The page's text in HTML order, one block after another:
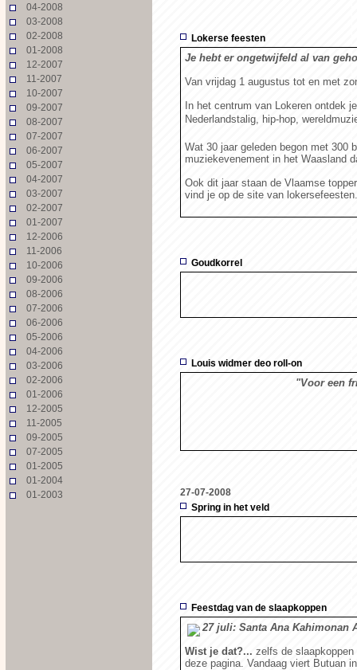
04-2008
03-2008
02-2008
01-2008
12-2007
11-2007
10-2007
09-2007
08-2007
07-2007
06-2007
05-2007
04-2007
03-2007
02-2007
01-2007
12-2006
11-2006
10-2006
09-2006
08-2006
07-2006
06-2006
05-2006
04-2006
03-2006
02-2006
01-2006
12-2005
11-2005
09-2005
07-2005
01-2005
01-2004
01-2003
Lokerse feesten
Je hebt er ongetwijfeld al van
Van vrijdag 1 augustus tot en met
In het centrum van Lokeren ontdek
Nederlandstalig, hip-hop,
Wat 30 jaar geleden begon met 300
muziekevenement in het Waasland
Ook dit jaar staan de Vlaamse
vind je op de site van lokersefeesten.
Goudkorrel
Louis widmer deo roll-on
"Voor een
27-07-2008
Spring in het veld
Feestdag van de slaapkoppen
27 juli: Santa Ana Kahimonan
Wist je dat?... zelfs de
deze pagina. Vandaag viert Butuan